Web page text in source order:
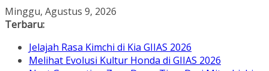
Skip
to
Minggu, Agustus 9, 2026
Terbaru:
Jelajah Rasa Kimchi di Kia GIIAS 2026
Melihat Evolusi Kultur Honda di GIIAS 2026